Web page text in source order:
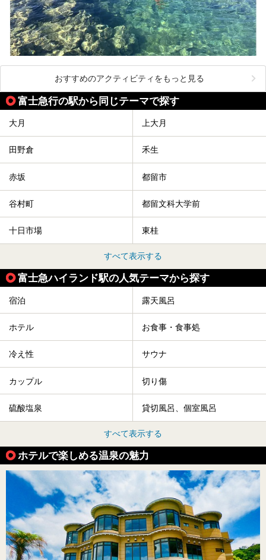
おすすめのアクティビティをもっと見る
富士急行の駅から同じテーマで探す
大月 上大月
田野倉 禾生
赤坂 都留市
谷村町 都留文科大学前
十日市場 東桂
すべて表示する
富士急ハイランド駅の人気テーマから探す
宿泊 露天風呂
ホテル お食事・食事処
冷え性 サウナ
カップル 切り傷
硫酸塩泉 貸切風呂、個室風呂
すべて表示する
ホテルで楽しめる温泉の魅力